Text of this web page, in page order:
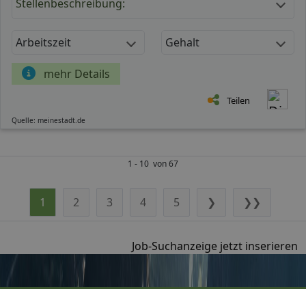
Stellenbeschreibung:
Arbeitszeit Gehalt
mehr Details
Teilen
Quelle: meinestadt.de
1 - 10 von 67
1 2 3 4 5 ❯ ❯❯
Job-Suchanzeige jetzt inserieren